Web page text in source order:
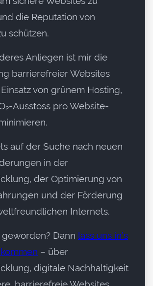
die Reputation von
schützen.
Anliegen ist mir die
barrierefreier Websites
von grünem Hosting,
Ausstoss pro Website-
auf der Suche nach neuen
in der
der Optimierung von
und der Förderung
Internets.
Dann lass uns in’s
– über
digitale Nachhaltigkeit